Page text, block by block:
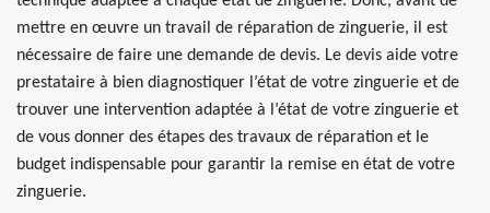
mettre en œuvre un travail de réparation de zinguerie, il est
nécessaire de faire une demande de devis. Le devis aide votre
prestataire à bien diagnostiquer l’état de votre zinguerie et de
trouver une intervention adaptée à l’état de votre zinguerie et
de vous donner des étapes des travaux de réparation et le
budget indispensable pour garantir la remise en état de votre
zinguerie.